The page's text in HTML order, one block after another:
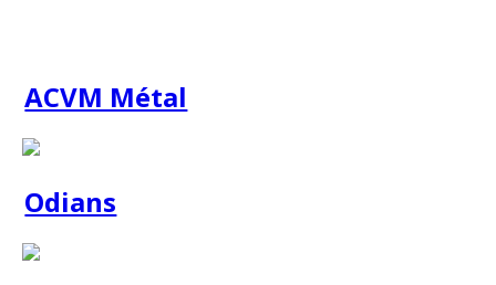
ACVM Métal
Odians